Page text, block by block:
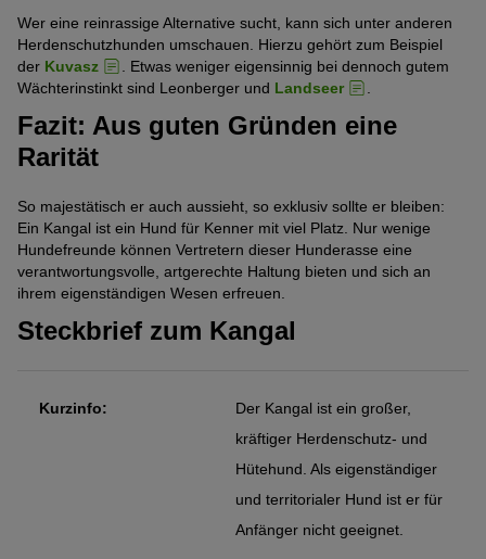
Wer eine reinrassige Alternative sucht, kann sich unter anderen
Herdenschutzhunden umschauen. Hierzu gehört zum Beispiel
der Kuvasz
. Etwas weniger eigensinnig bei dennoch gutem
Wächterinstinkt sind Leonberger und Landseer
Fazit: Aus guten Gründen eine
Rarität
So majestätisch er auch aussieht, so exklusiv sollte er bleiben:
Ein Kangal ist ein Hund für Kenner mit viel Platz. Nur wenige
Hundefreunde können Vertretern dieser Hunderasse eine
verantwortungsvolle, artgerechte Haltung bieten und sich an
ihrem eigenständigen Wesen erfreuen.
Steckbrief zum Kangal
Kurzinfo:
Der Kangal ist ein großer,
kräftiger Herdenschutz- und
Hütehund. Als eigenständiger
und territorialer Hund ist er für
Anfänger nicht geeignet.